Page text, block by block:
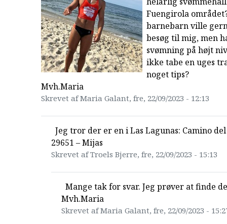
Fuengirola
barnebarn ville
besøg til mig, men
svømning på højt
ikke tabe en uges
noget tips?
Mvh.Maria
Skrevet af Maria Galant, fre, 22/09/2023 - 12:13
Jeg tror der er en i Las Lagunas: Camino
29651 – Mijas
Skrevet af Troels Bjerre, fre, 22/09/2023 - 15:13
Mange tak for svar. Jeg prøver at finde
Mvh.Maria
Skrevet af Maria Galant, fre, 22/09/2023 -